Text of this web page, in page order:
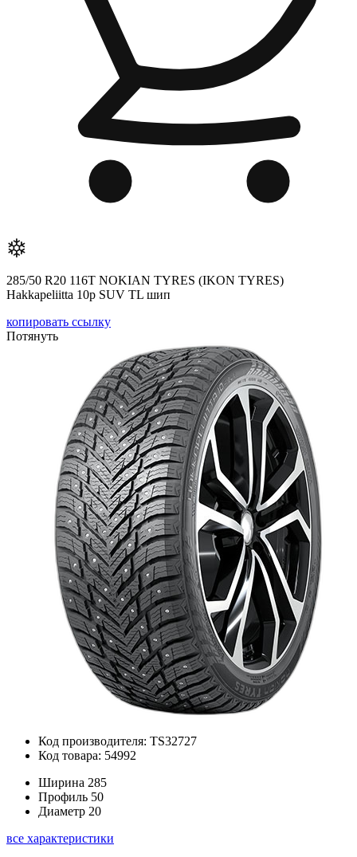
285/50 R20 116T NOKIAN TYRES (IKON TYRES)
Hakkapeliitta 10р SUV TL шип
копировать ссылку
Потянуть
Код производителя: TS32727
Код товара: 54992
Ширина 285
Профиль 50
Диаметр 20
все характеристики